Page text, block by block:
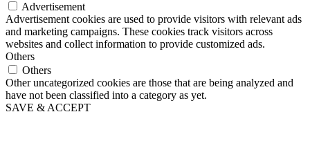
Advertisement
Advertisement cookies are used to provide visitors with relevant ads
and marketing campaigns. These cookies track visitors across
websites and collect information to provide customized ads.
Others
Others
Other uncategorized cookies are those that are being analyzed and
have not been classified into a category as yet.
SAVE & ACCEPT